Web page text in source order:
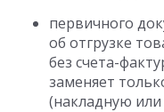
первичного
об отгрузке
без счета-
заменяет
(накладную или